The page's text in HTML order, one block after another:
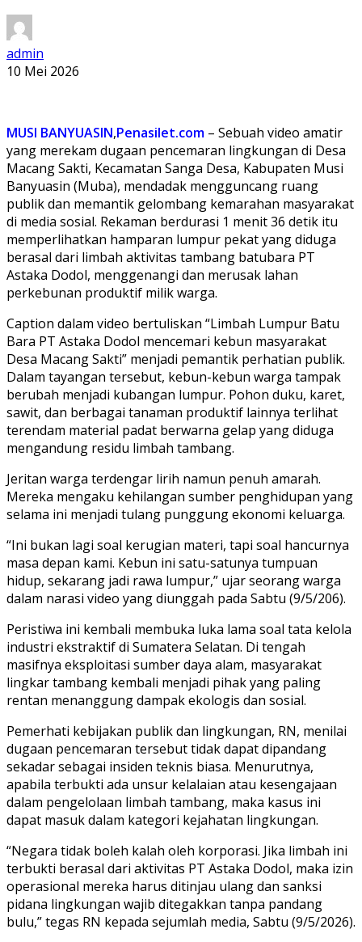
admin
10 Mei 2026
MUSI BANYUASIN,Penasilet.com – Sebuah video amatir
yang merekam dugaan pencemaran lingkungan di Desa
Macang Sakti, Kecamatan Sanga Desa, Kabupaten Musi
Banyuasin (Muba), mendadak mengguncang ruang
publik dan memantik gelombang kemarahan masyarakat
di media sosial. Rekaman berdurasi 1 menit 36 detik itu
memperlihatkan hamparan lumpur pekat yang diduga
berasal dari limbah aktivitas tambang batubara PT
Astaka Dodol, menggenangi dan merusak lahan
perkebunan produktif milik warga.
Caption dalam video bertuliskan “Limbah Lumpur Batu
Bara PT Astaka Dodol mencemari kebun masyarakat
Desa Macang Sakti” menjadi pemantik perhatian publik.
Dalam tayangan tersebut, kebun-kebun warga tampak
berubah menjadi kubangan lumpur. Pohon duku, karet,
sawit, dan berbagai tanaman produktif lainnya terlihat
terendam material padat berwarna gelap yang diduga
mengandung residu limbah tambang.
Jeritan warga terdengar lirih namun penuh amarah.
Mereka mengaku kehilangan sumber penghidupan yang
selama ini menjadi tulang punggung ekonomi keluarga.
“Ini bukan lagi soal kerugian materi, tapi soal hancurnya
masa depan kami. Kebun ini satu-satunya tumpuan
hidup, sekarang jadi rawa lumpur,” ujar seorang warga
dalam narasi video yang diunggah pada Sabtu (9/5/206).
Peristiwa ini kembali membuka luka lama soal tata kelola
industri ekstraktif di Sumatera Selatan. Di tengah
masifnya eksploitasi sumber daya alam, masyarakat
lingkar tambang kembali menjadi pihak yang paling
rentan menanggung dampak ekologis dan sosial.
Pemerhati kebijakan publik dan lingkungan, RN, menilai
dugaan pencemaran tersebut tidak dapat dipandang
sekadar sebagai insiden teknis biasa. Menurutnya,
apabila terbukti ada unsur kelalaian atau kesengajaan
dalam pengelolaan limbah tambang, maka kasus ini
dapat masuk dalam kategori kejahatan lingkungan.
“Negara tidak boleh kalah oleh korporasi. Jika limbah ini
terbukti berasal dari aktivitas PT Astaka Dodol, maka izin
operasional mereka harus ditinjau ulang dan sanksi
pidana lingkungan wajib ditegakkan tanpa pandang
bulu,” tegas RN kepada sejumlah media, Sabtu (9/5/2026).